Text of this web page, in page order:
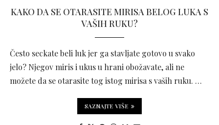
KAKO DA SE OTARASITE MIRISA BELOG LUKA S
VAŠIH RUKU?
Često seckate beli luk jer ga stavljate gotovo u svako
jelo? Njegov miris i ukus u hrani obožavate, ali ne
možete da se otarasite tog istog mirisa s vaših ruku. …
SAZNAJTE VIŠE